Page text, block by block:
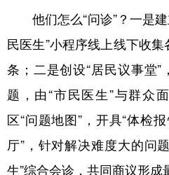
他们怎么“问诊”？一是建
民医生”小程序线上线下收
条；二是创设“居民议事堂
题，由“市民医生”与群众
区“问题地图”，开具“体检
厅”，针对解决难度大的问
生”综合会诊，共同商议形成